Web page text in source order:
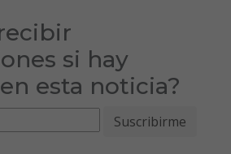
si hay
esta noticia?